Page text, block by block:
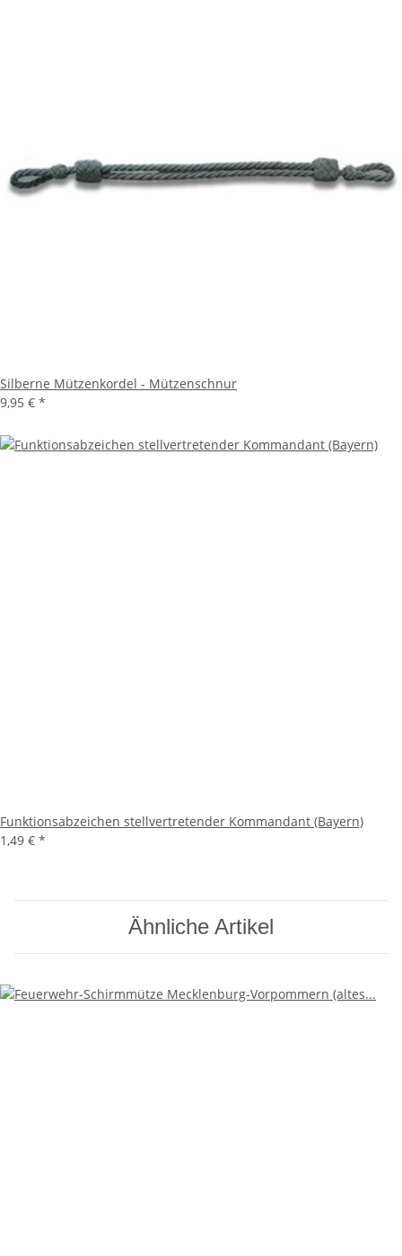
Silberne Mützenkordel - Mützenschnur
9,95 € *
Funktionsabzeichen stellvertretender Kommandant (Bayern)
1,49 € *
Ähnliche Artikel